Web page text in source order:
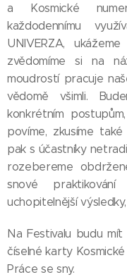
a Kosmické
každodennímu
UNIVERZA,
zvědomíme si na
moudrostí pracuje
vědomě všimli.
konkrétním
povíme, zkusíme
pak s účastníky
rozebereme
snové
uchopitelnější
Na Festivalu budu
číselné karty
Práce se sny.